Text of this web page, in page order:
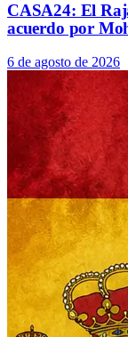
CASA24: El
acuerdo por
6 de agosto de 2026